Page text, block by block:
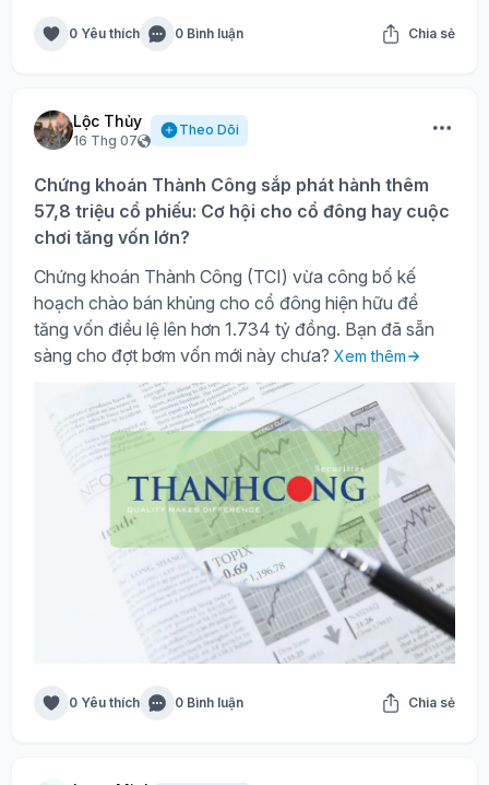
0 Yêu thích 0 Bình luận Chia sẻ
Lộc Thủy
16 Thg 07
Theo Dõi
Chứng khoán Thành Công sắp phát hành thêm
57,8 triệu cổ phiếu: Cơ hội cho cổ đông hay cuộc
chơi tăng vốn lớn?
Chứng khoán Thành Công (TCI) vừa công bố kế
hoạch chào bán khủng cho cổ đông hiện hữu để
tăng vốn điều lệ lên hơn 1.734 tỷ đồng. Bạn đã sẵn
sàng cho đợt bơm vốn mới này chưa? Xem thêm
0 Yêu thích 0 Bình luận Chia sẻ